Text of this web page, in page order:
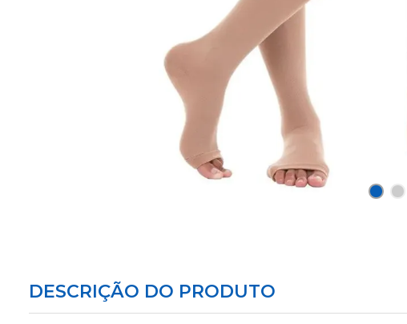
DESCRIÇÃO DO PRODUTO